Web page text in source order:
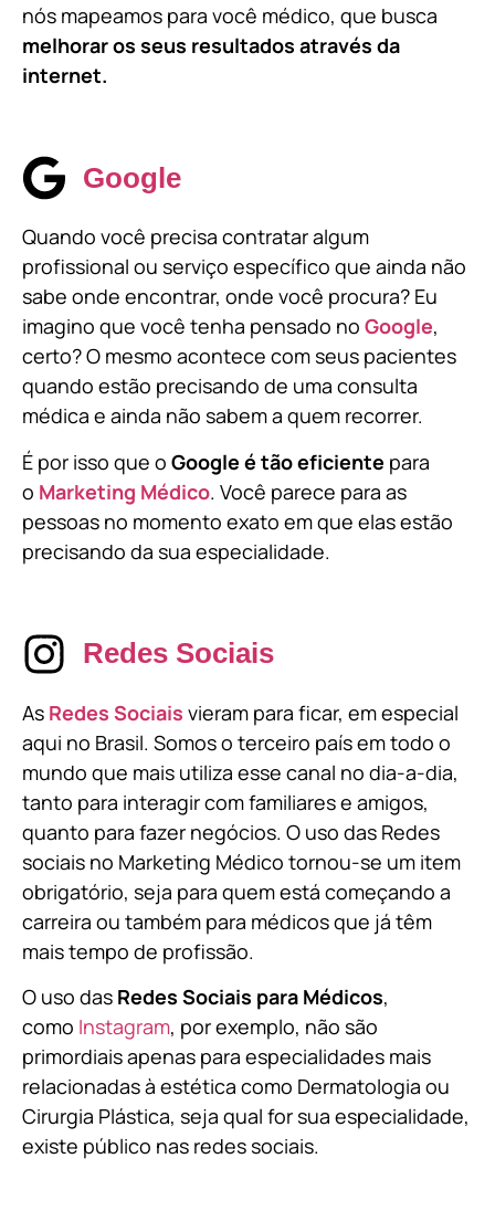
nós mapeamos para você médico, que busca
melhorar os seus resultados através da
internet.
Google
Quando você precisa contratar algum
profissional ou serviço específico que ainda não
sabe onde encontrar, onde você procura? Eu
imagino que você tenha pensado no Google,
certo? O mesmo acontece com seus pacientes
quando estão precisando de uma consulta
médica e ainda não sabem a quem recorrer.
É por isso que o Google é tão eficiente para
o Marketing Médico. Você parece para as
pessoas no momento exato em que elas estão
precisando da sua especialidade.
Redes Sociais
As Redes Sociais vieram para ficar, em especial
aqui no Brasil. Somos o terceiro país em todo o
mundo que mais utiliza esse canal no dia-a-dia,
tanto para interagir com familiares e amigos,
quanto para fazer negócios. O uso das Redes
sociais no Marketing Médico tornou-se um item
obrigatório, seja para quem está começando a
carreira ou também para médicos que já têm
mais tempo de profissão.
O uso das Redes Sociais para Médicos,
como Instagram, por exemplo, não são
primordiais apenas para especialidades mais
relacionadas à estética como Dermatologia ou
Cirurgia Plástica, seja qual for sua especialidade,
existe público nas redes sociais.